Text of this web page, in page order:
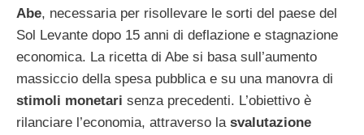
Abe, necessaria per risollevare le sorti del paese del
Sol Levante dopo 15 anni di deflazione e stagnazione
economica. La ricetta di Abe si basa sull’aumento
massiccio della spesa pubblica e su una manovra di
stimoli monetari senza precedenti. L’obiettivo è
rilanciare l’economia, attraverso la svalutazione